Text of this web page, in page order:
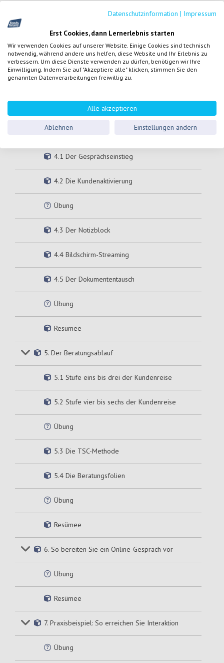
Resümee
3. Anforderungen an das Beratungs-Tool
Übung
4. Sind Sie gerade online?
4.1 Der Gesprächseinstieg
4.2 Die Kundenaktivierung
Übung
4.3 Der Notizblock
4.4 Bildschirm-Streaming
4.5 Der Dokumententausch
Übung
Resümee
5. Der Beratungsablauf
5.1 Stufe eins bis drei der Kundenreise
5.2 Stufe vier bis sechs der Kundenreise
Übung
5.3 Die TSC-Methode
5.4 Die Beratungsfolien
Übung
Resümee
6. So bereiten Sie ein Online-Gespräch vor
Übung
Resümee
7. Praxisbeispiel: So erreichen Sie Interaktion
Übung
Datenschutzinformation | Impressum
Erst Cookies, dann Lernerlebnis starten
Wir verwenden Cookies auf unserer Website. Einige Cookies sind technisch
notwendig, während andere uns helfen, diese Website und Ihr Erlebnis zu
verbessern. Um diese Dienste verwenden zu dürfen, benötigen wir Ihre
Einwilligung. Indem Sie auf "Akzeptiere alle" klicken, stimmen Sie den
genannten Datenverarbeitungen freiwillig zu.
Alle akzeptieren
Ablehnen Einstellungen ändern